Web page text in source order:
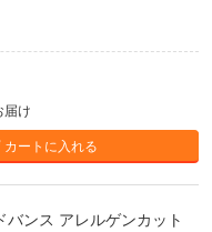
届け
カートに入れる
バンス アレルゲンカット